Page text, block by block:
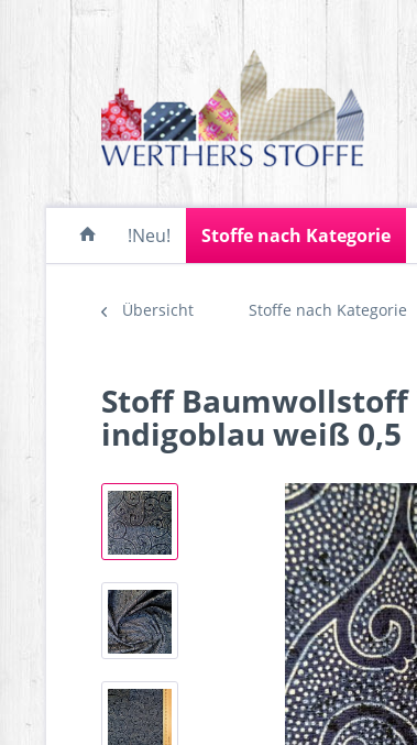
!Neu! Stoffe nach Kategorie
Übersicht Stoffe nach Kategorie
Stoff
indigoblau weiß 0,5